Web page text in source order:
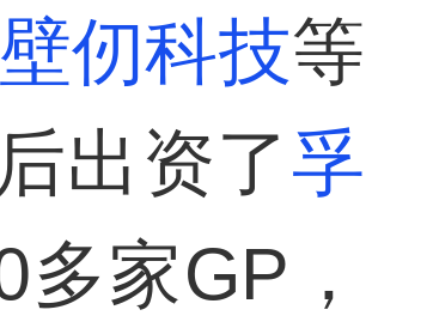
壁仞科技等
出资了孚
多家GP，